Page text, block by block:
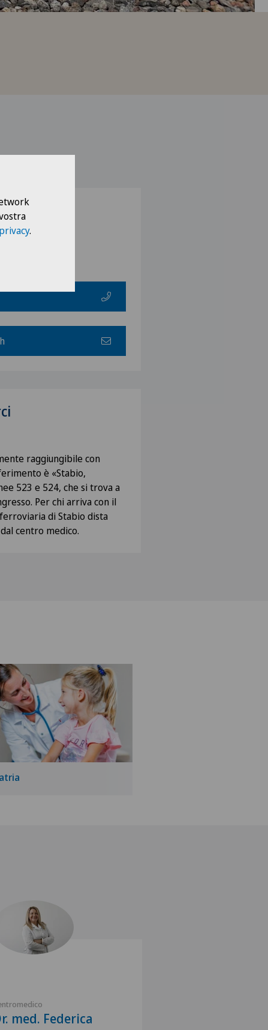
raggiungibile con
è «Stabio,
523 e 524, che si trova a
Per chi arriva con il
di Stabio dista
centro medico.
med. Federica
.